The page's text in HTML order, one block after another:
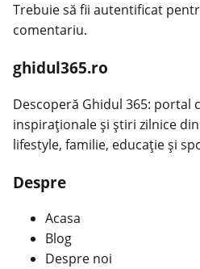
Trebuie să fii autentificat
comentariu.
ghidul365.ro
Descoperă Ghidul 365: portal
inspiraționale și știri zilnice
lifestyle, familie, educație și
Despre
Acasa
Blog
Despre noi